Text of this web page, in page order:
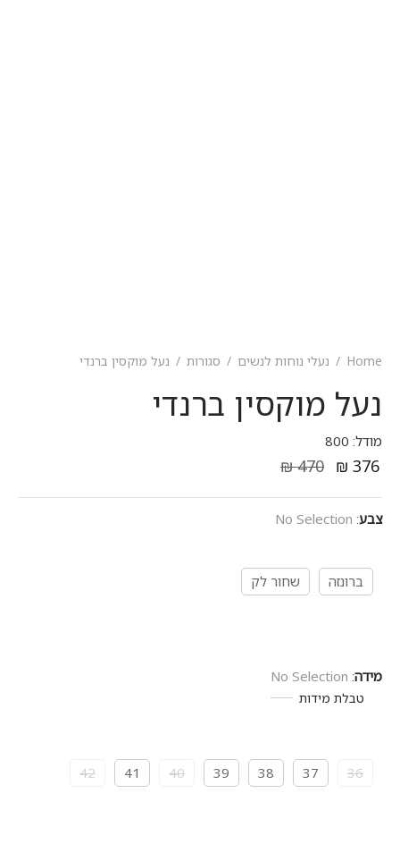
Home
/ נעלי נוחות לנשים / סגורות / נעל מוקסין ברנדי
נעל מוקסין ברנדי
מודל: 800
₪ 376
₪470
צבע:
No Selection
ברונזה שחור לק
מידה:
No Selection
טבלת מידות
36
37
38
39
40
41
42